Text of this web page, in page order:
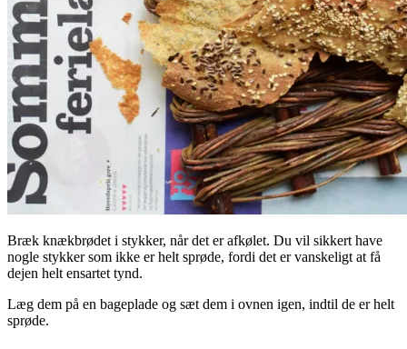
Bræk knækbrødet i stykker, når det er afkølet. Du vil sikkert have
nogle stykker som ikke er helt sprøde, fordi det er vanskeligt at få
dejen helt ensartet tynd.
Læg dem på en bageplade og sæt dem i ovnen igen, indtil de er helt
sprøde.